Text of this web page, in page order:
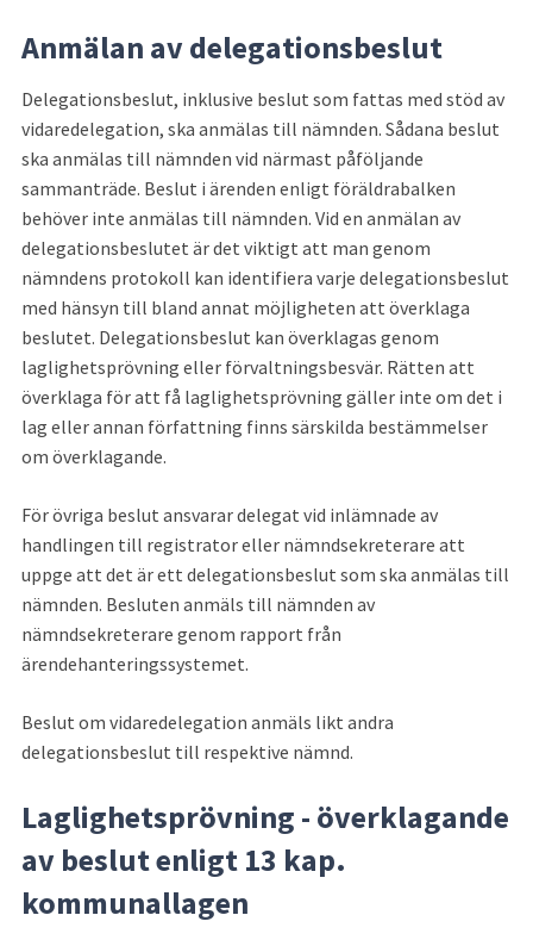
Anmälan av delegationsbeslut
Delegationsbeslut, inklusive beslut som fattas med stöd av
vidaredelegation, ska anmälas till nämnden. Sådana beslut
ska anmälas till nämnden vid närmast påföljande
sammanträde. Beslut i ärenden enligt föräldrabalken
behöver inte anmälas till nämnden. Vid en anmälan av
delegationsbeslutet är det viktigt att man genom
nämndens protokoll kan identifiera varje delegationsbeslut
med hänsyn till bland annat möjligheten att överklaga
beslutet. Delegationsbeslut kan överklagas genom
laglighetsprövning eller förvaltningsbesvär. Rätten att
överklaga för att få laglighetsprövning gäller inte om det i
lag eller annan författning finns särskilda bestämmelser
om överklagande.
För övriga beslut ansvarar delegat vid inlämnade av
handlingen till registrator eller nämndsekreterare att
uppge att det är ett delegationsbeslut som ska anmälas till
nämnden. Besluten anmäls till nämnden av
nämndsekreterare genom rapport från
ärendehanteringssystemet.
Beslut om vidaredelegation anmäls likt andra
delegationsbeslut till respektive nämnd.
Laglighetsprövning - överklagande
av beslut enligt 13 kap.
kommunallagen